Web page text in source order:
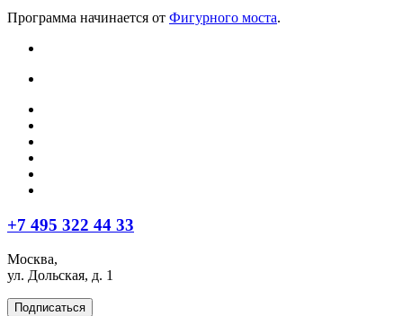
Программа начинается от Фигурного моста.
+7 495 322 44 33
Москва,
ул. Дольская, д. 1
Подписаться